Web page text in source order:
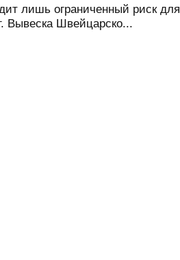
лишь ограниченный риск для
Вывеска Швейцарско...